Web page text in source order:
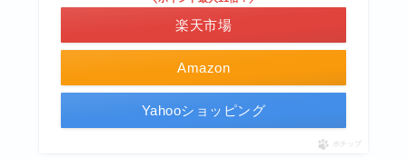
Amazon
楽天市場
Yahooショッピング
ポチップ